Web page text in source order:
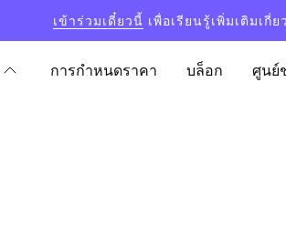
เข้าร่วมเดี๋ยวนี้ เพื่อเรียนรู้เพิ่มเติมเกี่
การกำหนดราคา บล็อก ศูนย์